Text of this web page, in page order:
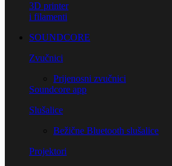
3D printer
i filamenti
SOUNDCORE
Zvučnici
Prijenosni zvučnici
Soundcore app
Slušalice
Bežične Bluetooth slušalice
Projektori